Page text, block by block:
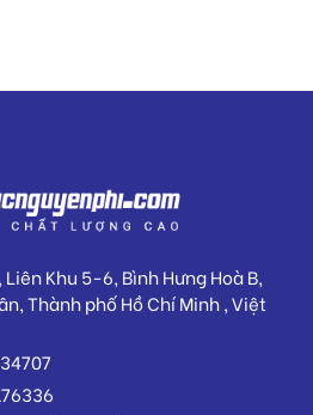
Liên Khu 5-6, Bình Hưng Hoà B,
Thành phố Hồ Chí Minh , Việt